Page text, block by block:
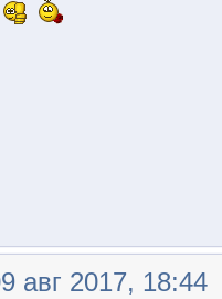
авг 2017, 18:44